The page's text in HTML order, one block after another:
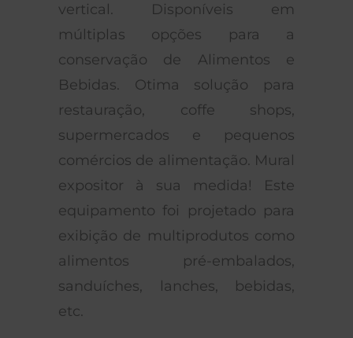
vertical. Disponíveis em
múltiplas opções para a
conservação de Alimentos e
Bebidas. Otima solução para
restauração, coffe shops,
supermercados e pequenos
comércios de alimentação. Mural
expositor à sua medida! Este
equipamento foi projetado para
exibição de multiprodutos como
alimentos pré-embalados,
sanduíches, lanches, bebidas,
etc.